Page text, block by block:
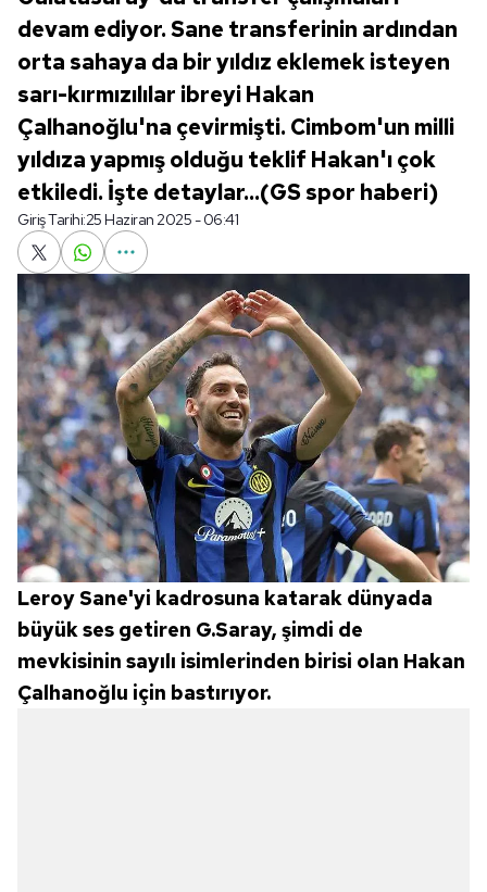
devam ediyor. Sane transferinin ardından
orta sahaya da bir yıldız eklemek isteyen
sarı-kırmızılılar ibreyi Hakan
Çalhanoğlu'na çevirmişti. Cimbom'un milli
yıldıza yapmış olduğu teklif Hakan'ı çok
etkiledi. İşte detaylar...(GS spor haberi)
Giriş Tarihi:25 Haziran 2025 - 06:41
Leroy Sane'yi kadrosuna katarak dünyada
büyük ses getiren G.Saray, şimdi de
mevkisinin sayılı isimlerinden birisi olan Hakan
Çalhanoğlu için bastırıyor.